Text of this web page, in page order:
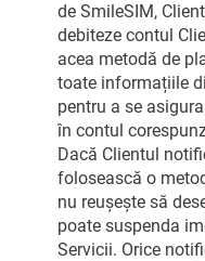
de SmileSIM,
debiteze contul
acea metodă de
toate informațiile
pentru a se
în contul
Dacă Clientul
folosească o
nu reușește să
poate suspenda
Servicii. Orice